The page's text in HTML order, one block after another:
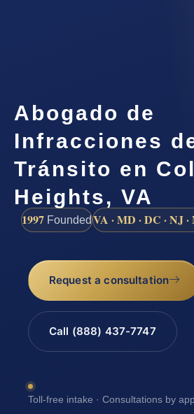
Abogado de
Infracciones
Tránsito en
Heights, VA
1997 FoundedVA · MD · DC · NJ
Request a consultation
Call (888) 437-7747
Toll-free intake · Consultations by